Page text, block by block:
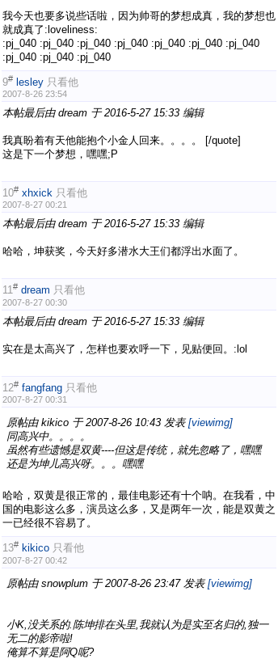
我今天也要多说些话啦，因为帅哥的梦想成真，我的梦想也
就成真了:loveliness:
:pj_040 :pj_040 :pj_040 :pj_040 :pj_040 :pj_040 :pj_040
:pj_040 :pj_040 :pj_040
9# lesley 只看他
2007-8-26 23:54
本帖最后由 dream 于 2016-5-27 15:33 编辑
我真盼着有天他能抱个小金人回来。。。。 [/quote]
这是下一个梦想，嘿嘿;P
10# xhxick 只看他
2007-8-27 00:21
本帖最后由 dream 于 2016-5-27 15:33 编辑
哈哈，坤获奖，今天好多潜水大王们都浮出水面了。
11# dream 只看他
2007-8-27 00:30
本帖最后由 dream 于 2016-5-27 15:33 编辑
实在是太高兴了，怎样也要欢呼一下，见贴便回。:lol
12# fangfang 只看他
2007-8-27 00:31
原帖由 kikico 于 2007-8-26 10:43 发表 [viewimg]
同高兴中。。。。
虽然有些遗憾是双黄----但这是传统，就先忽略了，嘿嘿
还是为坤儿高兴呀。。。嘿嘿
哈哈，双黄是很正常的，最佳电影还有十个呐。在我看，中
国的电影这么多，演员这么多，又是两年一次，能是双黄之
一已经很不容易了。
13# kikico 只看他
2007-8-27 00:42
原帖由 snowplum 于 2007-8-26 23:47 发表 [viewimg]
小K,没关系的.陈坤排在头里,我就认为是实至名归的,独一
无二的影帝啦!
俺算不算是阿Q呢?